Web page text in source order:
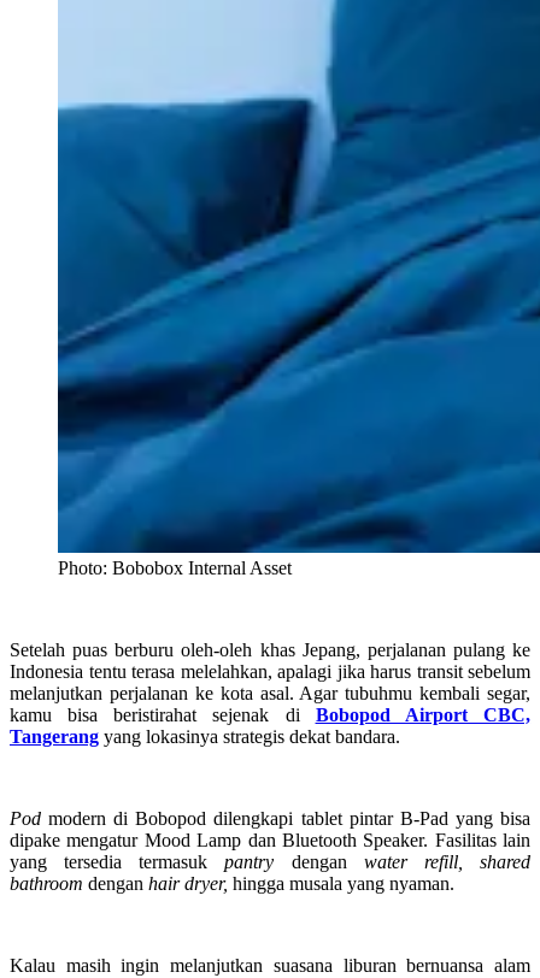
Photo: Bobobox Internal Asset
Setelah puas berburu oleh-oleh khas Jepang, perjalanan pulang ke
Indonesia tentu terasa melelahkan, apalagi jika harus transit sebelum
melanjutkan perjalanan ke kota asal. Agar tubuhmu kembali segar,
kamu bisa beristirahat sejenak di Bobopod Airport CBC,
Tangerang yang lokasinya strategis dekat bandara.
Podmodern di Bobopod dilengkapi tablet pintar B-Pad yang bisa
dipake mengatur Mood Lamp dan Bluetooth Speaker. Fasilitas lain
yang tersedia termasukpantry dengan water refill,
shared
bathroom dengan hair dryer, hingga musala yang nyaman.
Kalau masih ingin melanjutkan suasana liburan bernuansa alam